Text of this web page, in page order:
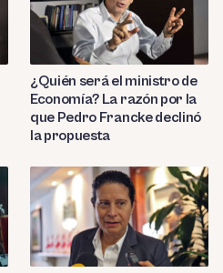
¿Quién será el ministro de
Economía? La razón por la
que Pedro Francke declinó
la propuesta